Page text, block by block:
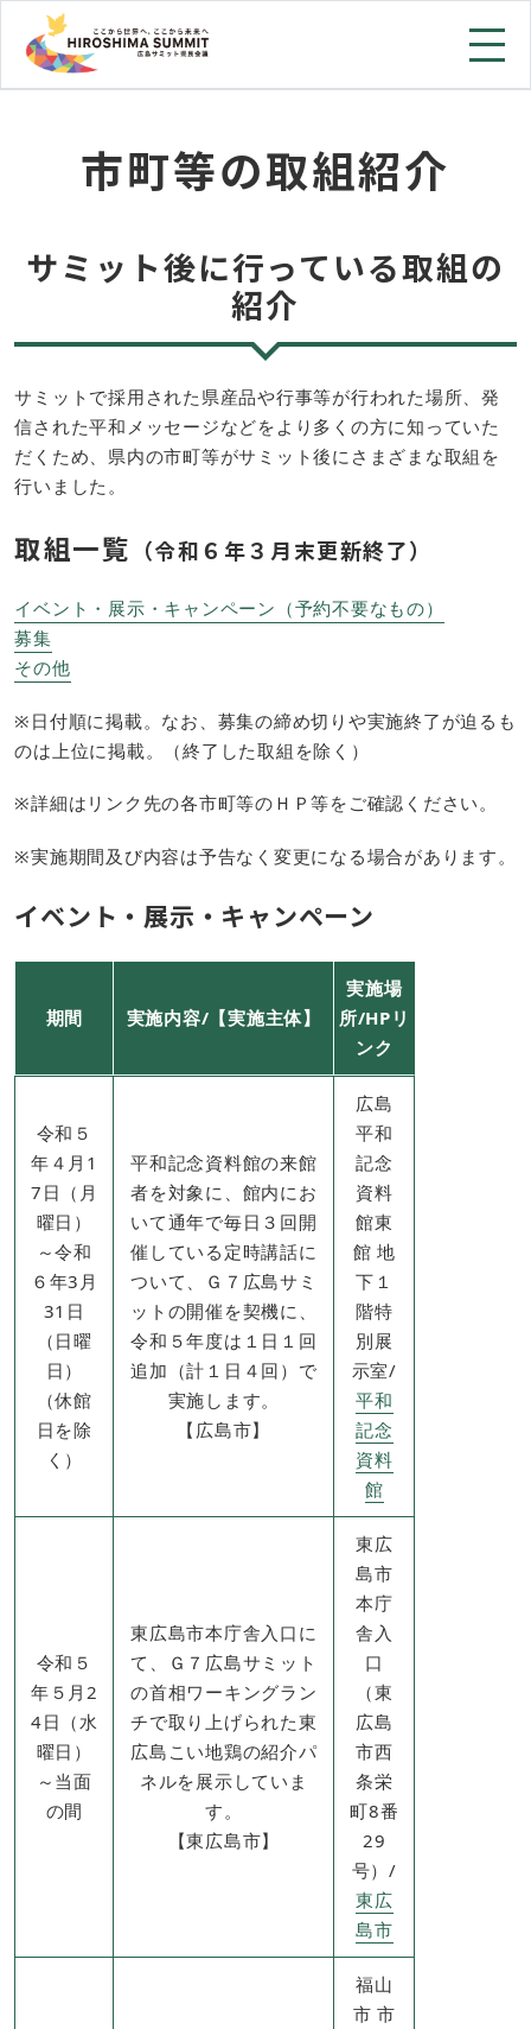
市町等の取組紹介
サミット後に行っている取組の
紹介
サミットで採用された県産品や行事等が行われた場所、発
信された平和メッセージなどをより多くの方に知っていた
だくため、県内の市町等がサミット後にさまざまな取組を
行いました。
取組一覧 （令和６年３月末更新終了）
イベント・展示・キャンペーン（予約不要なもの）
募集
その他
※日付順に掲載。なお、募集の締め切りや実施終了が迫るも
のは上位に掲載。（終了した取組を除く）
※詳細はリンク先の各市町等のＨＰ等をご確認ください。
※実施期間及び内容は予告なく変更になる場合があります。
イベント・展示・キャンペーン
期間 実施内容/【実施主体】
実施場
所/HPリ
ンク
令和５
年４月1
7日（月
曜日）
～令和
６年3月
31日
（日曜
日）
（休館
日を除
く）
平和記念資料館の来館
者を対象に、館内にお
いて通年で毎日３回開
催している定時講話に
ついて、Ｇ７広島サミ
ットの開催を契機に、
令和５年度は１日１回
追加（計１日４回）で
実施します。
【広島市】
広島
平和
記念
資料
館東
館 地
下１
階特
別展
示室/
平和
記念
資料
館
令和５
年５月2
4日（水
曜日）
～当面
の間
東広島市本庁舎入口に
て、Ｇ７広島サミット
の首相ワーキングラン
チで取り上げられた東
広島こい地鶏の紹介パ
ネルを展示していま
す。
【東広島市】
東広
島市
本庁
舎入
口
（東
広島
市西
条栄
町8番
29
号）​/
東広
島市
福山
市 市